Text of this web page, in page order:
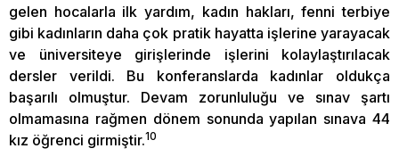
gelen hocalarla ilk yardım, kadın hakları, fenni terbiye
gibi kadınların daha çok pratik hayatta işlerine yarayacak
ve üniversiteye girişlerinde işlerini kolaylaştırılacak
dersler verildi. Bu konferanslarda kadınlar oldukça
başarılı olmuştur. Devam zorunluluğu ve sınav şartı
olmamasına rağmen dönem sonunda yapılan sınava 44
kız öğrenci girmiştir.10